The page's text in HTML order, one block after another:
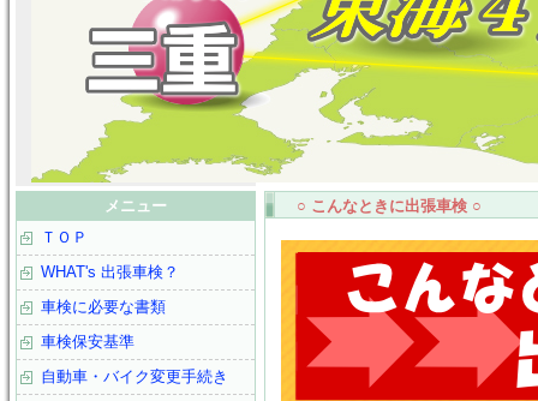
○ こんなときに出張車検 ○
メニュー
ＴＯＰ
WHAT's 出張車検？
車検に必要な書類
車検保安基準
自動車・バイク変更手続き